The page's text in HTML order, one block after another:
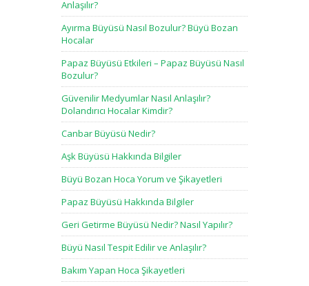
Anlaşılır?
Ayırma Büyüsü Nasıl Bozulur? Büyü Bozan
Hocalar
Papaz Büyüsü Etkileri – Papaz Büyüsü Nasıl
Bozulur?
Güvenilir Medyumlar Nasıl Anlaşılır?
Dolandırıcı Hocalar Kimdir?
Canbar Büyüsü Nedir?
Aşk Büyüsü Hakkında Bilgiler
Büyü Bozan Hoca Yorum ve Şikayetleri
Papaz Büyüsü Hakkında Bilgiler
Geri Getirme Büyüsü Nedir? Nasıl Yapılır?
Büyü Nasıl Tespit Edilir ve Anlaşılır?
Bakım Yapan Hoca Şikayetleri